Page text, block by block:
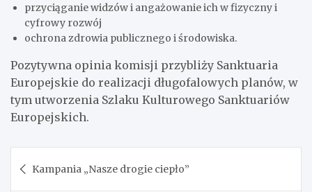
przyciąganie widzów i angażowanie ich w fizyczny i
cyfrowy rozwój
ochrona zdrowia publicznego i środowiska.
Pozytywna opinia komisji przybliży Sanktuaria
Europejskie do realizacji długofalowych planów, w
tym utworzenia Szlaku Kulturowego Sanktuariów
Europejskich.
wpisu
Kampania „Nasze drogie ciepło”